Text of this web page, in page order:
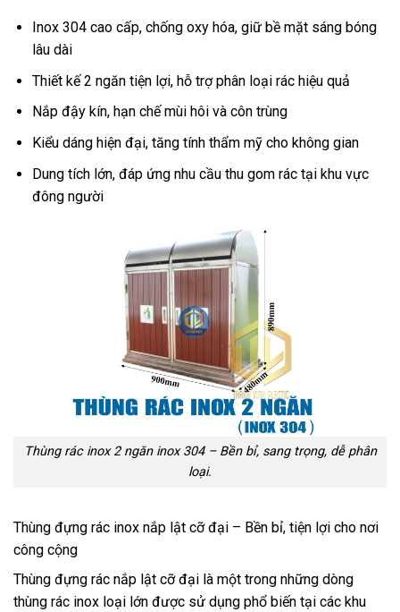
Inox 304 cao cấp, chống oxy hóa, giữ bề mặt sáng bóng
lâu dài
Thiết kế 2 ngăn tiện lợi, hỗ trợ phân loại rác hiệu quả
Nắp đậy kín, hạn chế mùi hôi và côn trùng
Kiểu dáng hiện đại, tăng tính thẩm mỹ cho không gian
Dung tích lớn, đáp ứng nhu cầu thu gom rác tại khu vực
đông người
Thùng rác inox 2 ngăn inox 304 – Bền bỉ, sang trọng, dễ phân
loại.
Thùng đựng rác inox nắp lật cỡ đại – Bền bỉ, tiện lợi cho nơi
công cộng
Thùng đựng rác nắp lật cỡ đại là một trong những dòng
thùng rác inox loại lớn được sử dụng phổ biến tại các khu